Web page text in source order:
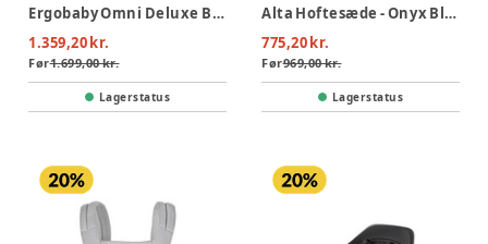
Ergobaby Omni Deluxe Bæresele Mesh - Pearl Grey
1.359,20 kr.
Før1.699,00 kr.
Lagerstatus
Alta Hoftesæde - Onyx Black
775,20 kr.
Før969,00 kr.
Lagerstatus